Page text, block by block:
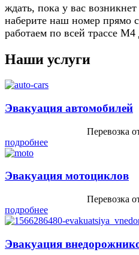
ждать, пока у вас
наберите наш номер
работаем по всей трассе
Наши услуги
Эвакуация автомобилей
Перевозка
подробнее
Эвакуация мотоциклов
Перевозка
подробнее
Эвакуация